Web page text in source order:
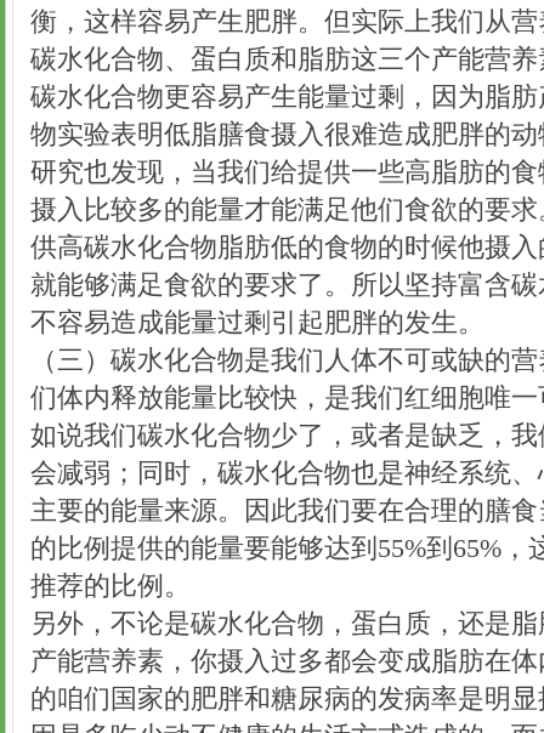
衡，这样容易产生肥胖。但实际上我们从
碳水化合物、蛋白质和脂肪这三个产能营
碳水化合物更容易产生能量过剩，因为脂
物实验表明低脂膳食摄入很难造成肥胖的
研究也发现，当我们给提供一些高脂肪的
摄入比较多的能量才能满足他们食欲的要
供高碳水化合物脂肪低的食物的时候他摄
就能够满足食欲的要求了。所以坚持富含
不容易造成能量过剩引起肥胖的发生。
（三）碳水化合物是我们人体不可或缺的
们体内释放能量比较快，是我们红细胞唯
如说我们碳水化合物少了，或者是缺乏，
会减弱；同时，碳水化合物也是神经系统
主要的能量来源。因此我们要在合理的膳
的比例提供的能量要能够达到55%到65%，
推荐的比例。
另外，不论是碳水化合物，蛋白质，还是
产能营养素，你摄入过多都会变成脂肪在
的咱们国家的肥胖和糖尿病的发病率是明